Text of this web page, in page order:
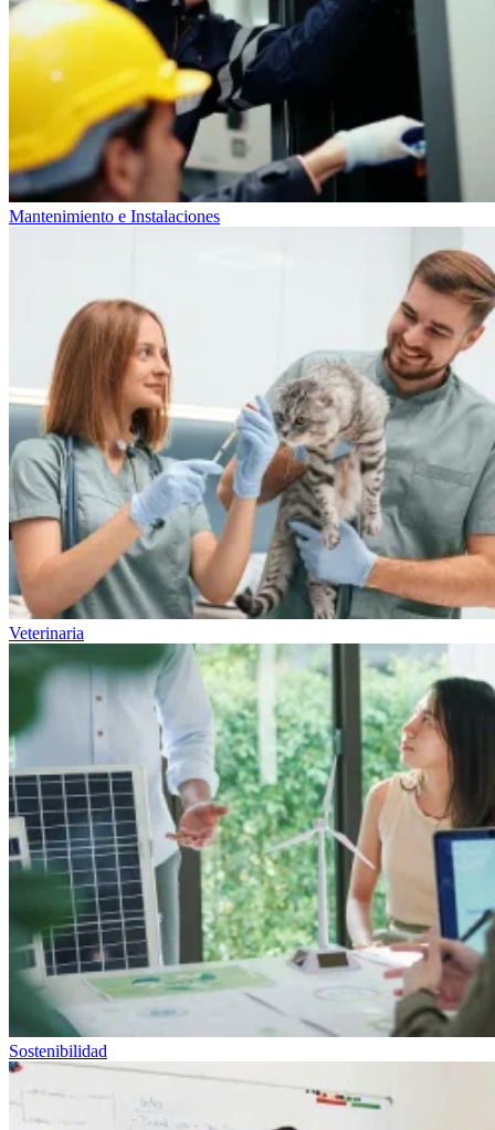
Mantenimiento e Instalaciones
Veterinaria
Sostenibilidad